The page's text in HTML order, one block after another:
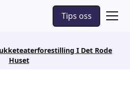
Tips oss
I Det Rode
Huset